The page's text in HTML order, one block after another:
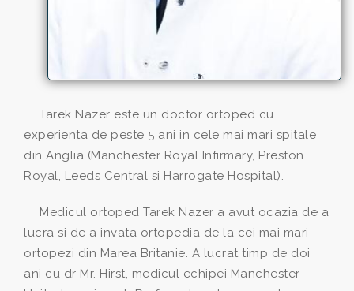
Tarek Nazer este un doctor ortoped cu
experienta de peste 5 ani in cele mai mari spitale
din Anglia (Manchester Royal Infirmary, Preston
Royal, Leeds Central si Harrogate Hospital).
Medicul ortoped Tarek Nazer a avut ocazia de a
lucra si de a invata ortopedia de la cei mai mari
ortopezi din Marea Britanie. A lucrat timp de doi
ani cu dr Mr. Hirst, medicul echipei Manchester